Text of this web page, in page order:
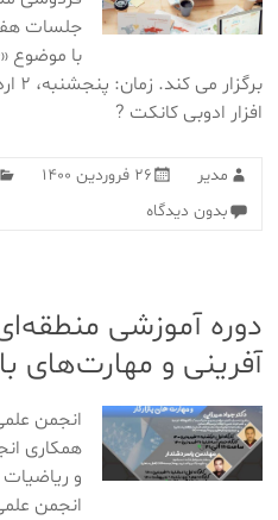
افزار ادوبی کانکت ?
مدیر ۲۶ فروردین ۱۴۰۰
بدون دیدگاه
دوره آموزشی
آفرینی و مهارت‌های
انجمن
همکاری
و ریاضیات
انجمن